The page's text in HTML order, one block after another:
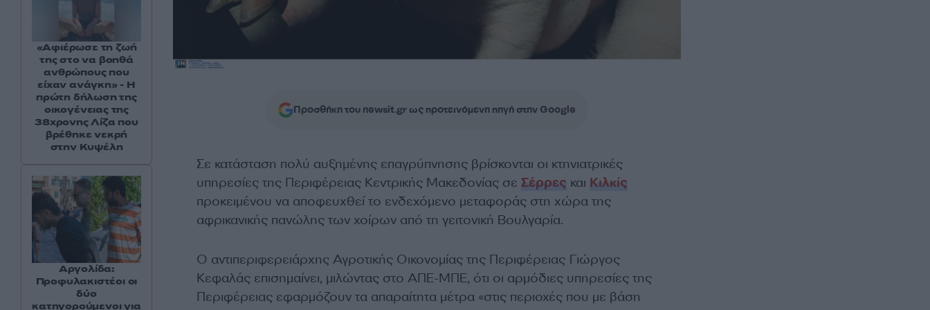
Προσθήκη του newsit.gr ως προτεινόμενη πηγή στην Google
Σε κατάσταση πολύ αυξημένης επαγρύπνησης βρίσκονται οι κτηνιατρικές
υπηρεσίες της Περιφέρειας Κεντρικής Μακεδονίας σε Σέρρες και Κιλκίς
προκειμένου να αποφευχθεί το ενδεχόμενο μεταφοράς στη χώρα της
αφρικανικής πανώλης των χοίρων από τη γειτονική Βουλγαρία.
Ο αντιπεριφερειάρχης Αγροτικής Οικονομίας της Περιφέρειας Γιώργος
Κεφαλάς επισημαίνει, μιλώντας στο ΑΠΕ-ΜΠΕ, ότι οι αρμόδιες υπηρεσίες της
Περιφέρειας εφαρμόζουν τα απαραίτητα μέτρα «στις περιοχές που με βάση
«Αφιέρωσε τη ζωή
της στο να βοηθά
ανθρώπους που
είχαν ανάγκη» - Η
πρώτη δήλωση της
οικογένειας της
38χρονης Λίζα που
βρέθηκε νεκρή
στην Κυψέλη
Αργολίδα:
Προφυλακιστέοι οι
δύο
κατηγορούμενοι για